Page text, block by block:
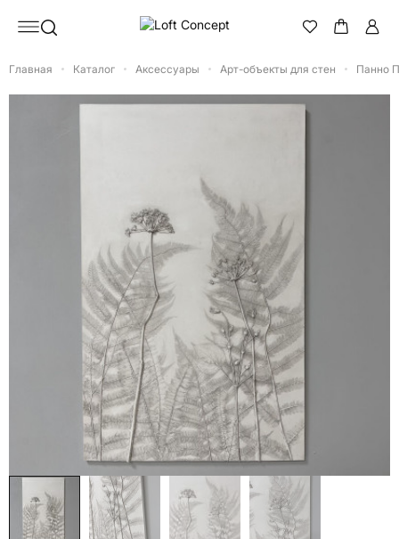
Главная Каталог Аксессуары Арт-объекты для стен Панно